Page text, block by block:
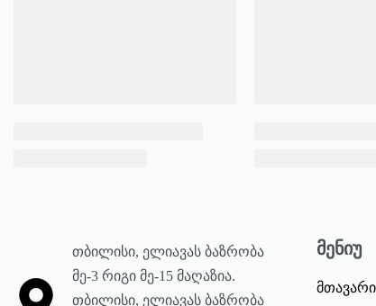
თბილისი, ელიავას ბაზრობა
მე-3 რიგი მე-15 მაღაზია.
თბილისი, ელიავას ბაზრობა
მენიუ
მთავარი